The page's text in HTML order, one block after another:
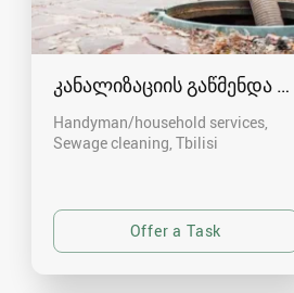
კანალიზაციის გაწმენდა
Handyman/household services,
Sewage cleaning Tbilisi